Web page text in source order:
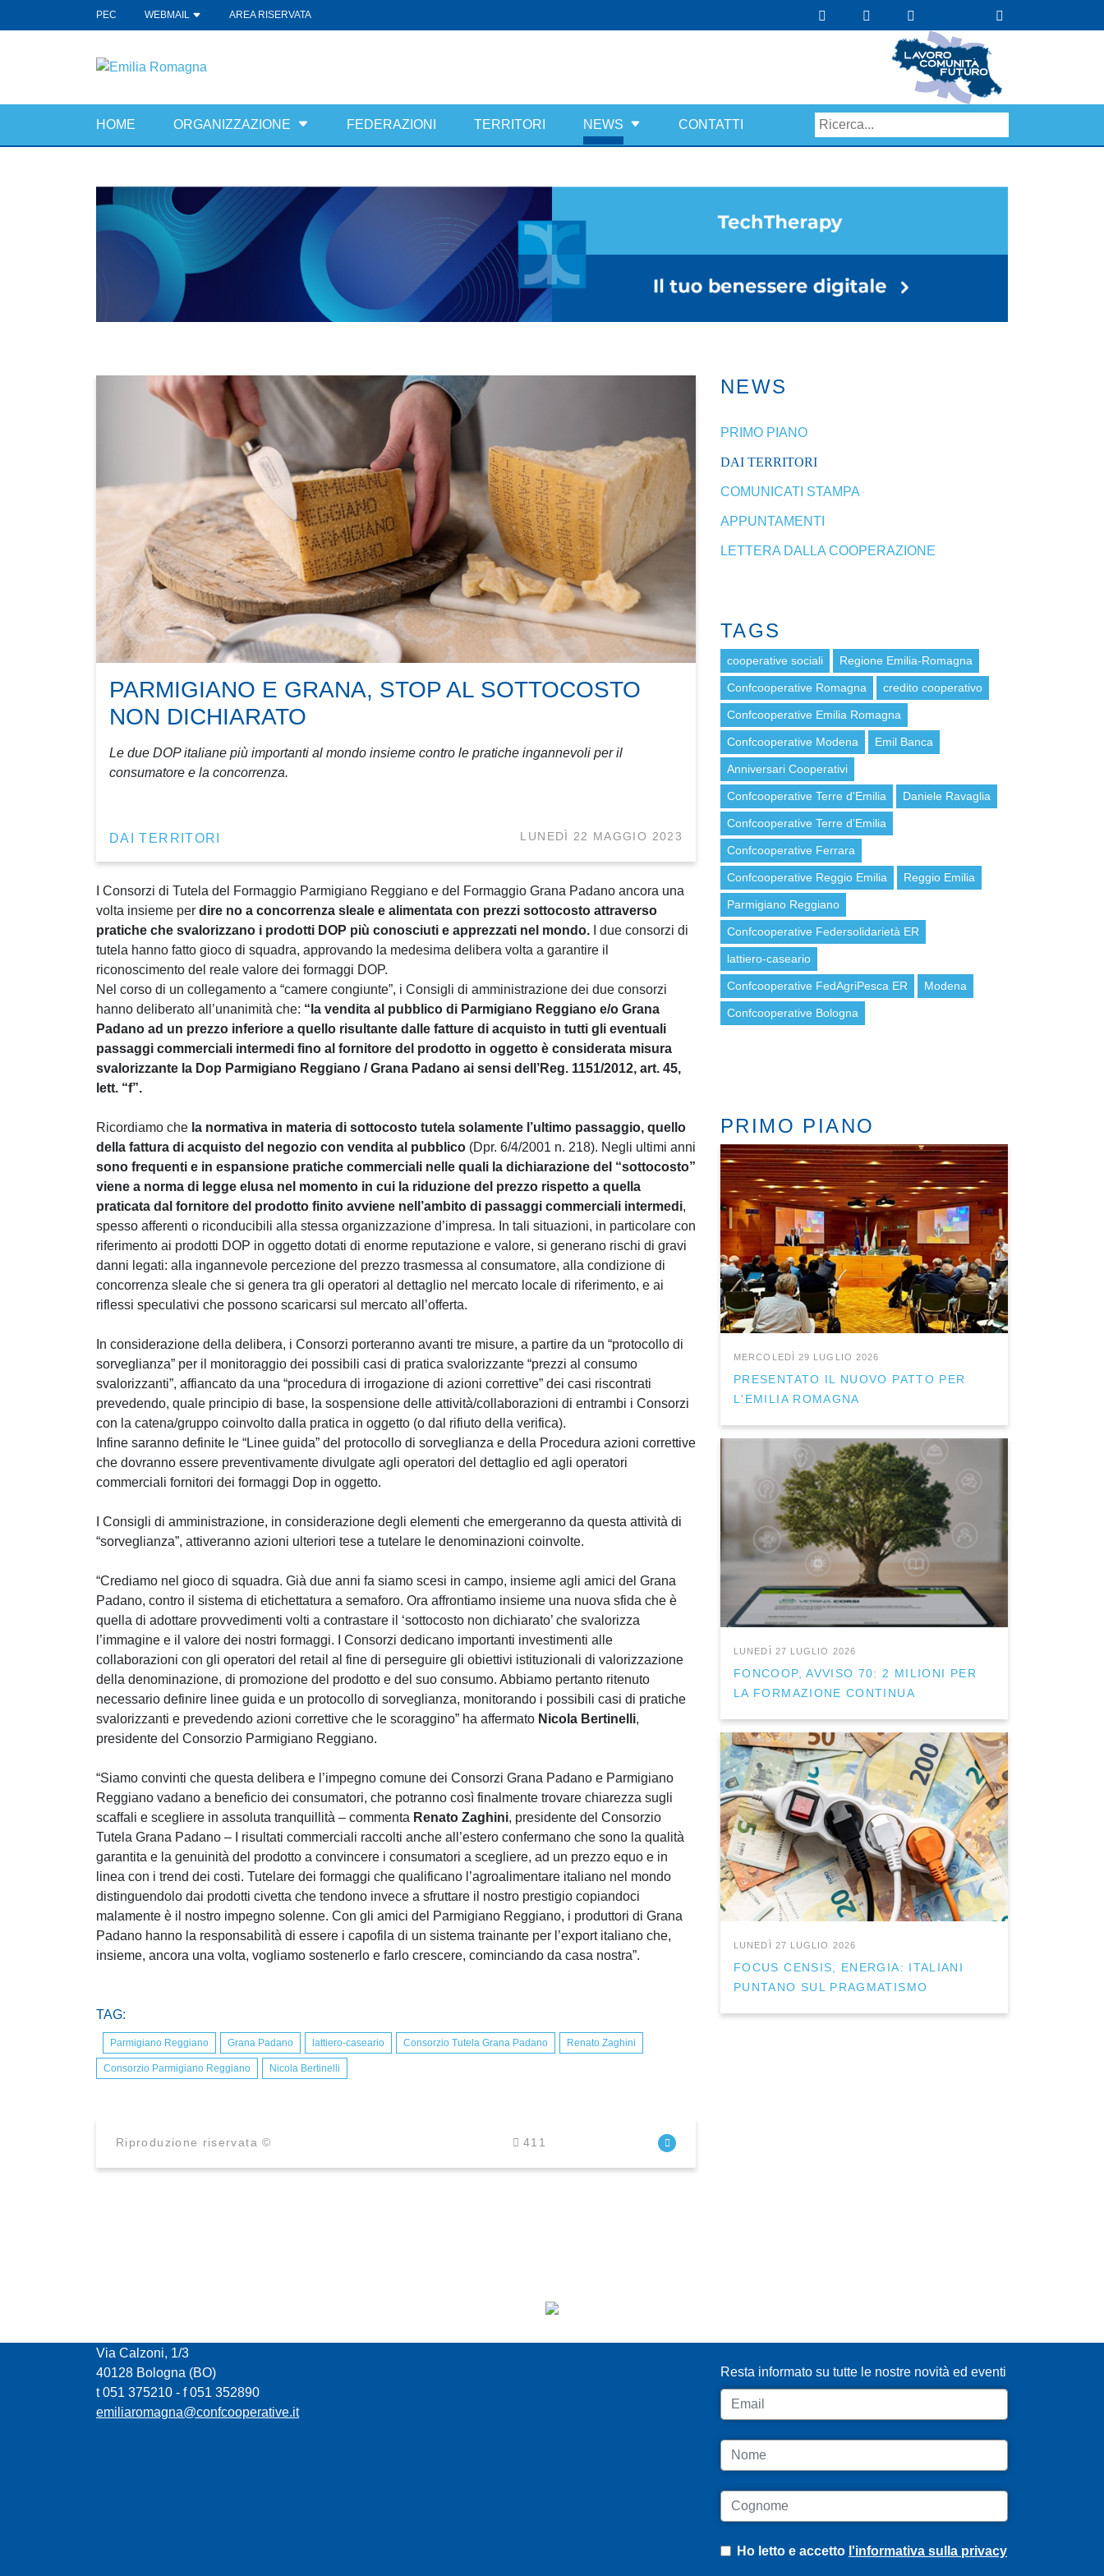
PEC WEBMAIL AREA RISERVATA
HOME ORGANIZZAZIONE FEDERAZIONI TERRITORI NEWS CONTATTI
PARMIGIANO E GRANA, STOP AL SOTTOCOSTO
NON DICHIARATO
Le due DOP italiane più importanti al mondo insieme contro le pratiche ingannevoli per il
consumatore e la concorrenza.
DAI TERRITORI LUNEDÌ 22 MAGGIO 2023
I Consorzi di Tutela del Formaggio Parmigiano Reggiano e del Formaggio Grana Padano ancora una
volta insieme per dire no a concorrenza sleale e alimentata con prezzi sottocosto attraverso
pratiche che svalorizzano i prodotti DOP più conosciuti e apprezzati nel mondo. I due consorzi di
tutela hanno fatto gioco di squadra, approvando la medesima delibera volta a garantire il
riconoscimento del reale valore dei formaggi DOP.
Nel corso di un collegamento a “camere congiunte”, i Consigli di amministrazione dei due consorzi
hanno deliberato all’unanimità che: “la vendita al pubblico di Parmigiano Reggiano e/o Grana
Padano ad un prezzo inferiore a quello risultante dalle fatture di acquisto in tutti gli eventuali
passaggi commerciali intermedi fino al fornitore del prodotto in oggetto è considerata misura
svalorizzante la Dop Parmigiano Reggiano / Grana Padano ai sensi dell’Reg. 1151/2012, art. 45,
lett. “f”.
Ricordiamo che la normativa in materia di sottocosto tutela solamente l’ultimo passaggio, quello
della fattura di acquisto del negozio con vendita al pubblico (Dpr. 6/4/2001 n. 218). Negli ultimi anni
sono frequenti e in espansione pratiche commerciali nelle quali la dichiarazione del “sottocosto”
viene a norma di legge elusa nel momento in cui la riduzione del prezzo rispetto a quella
praticata dal fornitore del prodotto finito avviene nell’ambito di passaggi commerciali intermedi,
spesso afferenti o riconducibili alla stessa organizzazione d’impresa. In tali situazioni, in particolare con
riferimento ai prodotti DOP in oggetto dotati di enorme reputazione e valore, si generano rischi di gravi
danni legati: alla ingannevole percezione del prezzo trasmessa al consumatore, alla condizione di
concorrenza sleale che si genera tra gli operatori al dettaglio nel mercato locale di riferimento, e ai
riflessi speculativi che possono scaricarsi sul mercato all’offerta.
In considerazione della delibera, i Consorzi porteranno avanti tre misure, a partire da un “protocollo di
sorveglianza” per il monitoraggio dei possibili casi di pratica svalorizzante “prezzi al consumo
svalorizzanti”, affiancato da una “procedura di irrogazione di azioni correttive” dei casi riscontrati
prevedendo, quale principio di base, la sospensione delle attività/collaborazioni di entrambi i Consorzi
con la catena/gruppo coinvolto dalla pratica in oggetto (o dal rifiuto della verifica).
Infine saranno definite le “Linee guida” del protocollo di sorveglianza e della Procedura azioni correttive
che dovranno essere preventivamente divulgate agli operatori del dettaglio ed agli operatori
commerciali fornitori dei formaggi Dop in oggetto.
I Consigli di amministrazione, in considerazione degli elementi che emergeranno da questa attività di
“sorveglianza”, attiveranno azioni ulteriori tese a tutelare le denominazioni coinvolte.
“Crediamo nel gioco di squadra. Già due anni fa siamo scesi in campo, insieme agli amici del Grana
Padano, contro il sistema di etichettatura a semaforo. Ora affrontiamo insieme una nuova sfida che è
quella di adottare provvedimenti volti a contrastare il ‘sottocosto non dichiarato’ che svalorizza
l’immagine e il valore dei nostri formaggi. I Consorzi dedicano importanti investimenti alle
collaborazioni con gli operatori del retail al fine di perseguire gli obiettivi istituzionali di valorizzazione
della denominazione, di promozione del prodotto e del suo consumo. Abbiamo pertanto ritenuto
necessario definire linee guida e un protocollo di sorveglianza, monitorando i possibili casi di pratiche
svalorizzanti e prevedendo azioni correttive che le scoraggino” ha affermato Nicola Bertinelli,
presidente del Consorzio Parmigiano Reggiano.
“Siamo convinti che questa delibera e l’impegno comune dei Consorzi Grana Padano e Parmigiano
Reggiano vadano a beneficio dei consumatori, che potranno così finalmente trovare chiarezza sugli
scaffali e scegliere in assoluta tranquillità – commenta Renato Zaghini, presidente del Consorzio
Tutela Grana Padano – I risultati commerciali raccolti anche all’estero confermano che sono la qualità
garantita e la genuinità del prodotto a convincere i consumatori a scegliere, ad un prezzo equo e in
linea con i trend dei costi. Tutelare dei formaggi che qualificano l’agroalimentare italiano nel mondo
distinguendolo dai prodotti civetta che tendono invece a sfruttare il nostro prestigio copiandoci
malamente è il nostro impegno solenne. Con gli amici del Parmigiano Reggiano, i produttori di Grana
Padano hanno la responsabilità di essere i capofila di un sistema trainante per l’export italiano che,
insieme, ancora una volta, vogliamo sostenerlo e farlo crescere, cominciando da casa nostra”.
TAG:
Parmigiano Reggiano Grana Padano lattiero-caseario Consorzio Tutela Grana Padano Renato Zaghini
Consorzio Parmigiano Reggiano Nicola Bertinelli
Riproduzione riservata © 411
NEWS
PRIMO PIANO
DAI TERRITORI
COMUNICATI STAMPA
APPUNTAMENTI
LETTERA DALLA COOPERAZIONE
TAGS
cooperative sociali Regione Emilia-Romagna
Confcooperative Romagna credito cooperativo
Confcooperative Emilia Romagna
Confcooperative Modena Emil Banca
Anniversari Cooperativi
Confcooperative Terre d'Emilia Daniele Ravaglia
Confcooperative Terre d’Emilia
Confcooperative Ferrara
Confcooperative Reggio Emilia Reggio Emilia
Parmigiano Reggiano
Confcooperative Federsolidarietà ER
lattiero-caseario
Confcooperative FedAgriPesca ER Modena
Confcooperative Bologna
PRIMO PIANO
MERCOLEDÌ 29 LUGLIO 2026
PRESENTATO IL NUOVO PATTO PER
L'EMILIA ROMAGNA
LUNEDÌ 27 LUGLIO 2026
FONCOOP, AVVISO 70: 2 MILIONI PER
LA FORMAZIONE CONTINUA
LUNEDÌ 27 LUGLIO 2026
FOCUS CENSIS, ENERGIA: ITALIANI
PUNTANO SUL PRAGMATISMO
Resta informato su tutte le nostre novità ed eventi
Email
Nome
Cognome
Ho letto e accetto l'informativa sulla privacy
Via Calzoni, 1/3
40128 Bologna (BO)
t 051 375210 - f 051 352890
emiliaromagna@confcooperative.it